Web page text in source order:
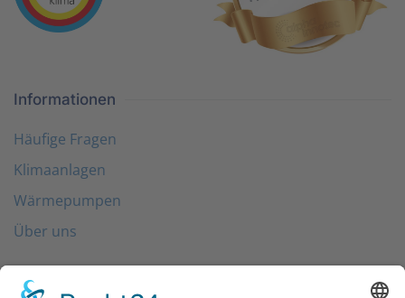
Informationen
Häufige Fragen
Klimaanlagen
Wärmepumpen
Über uns
Folgen Sie uns